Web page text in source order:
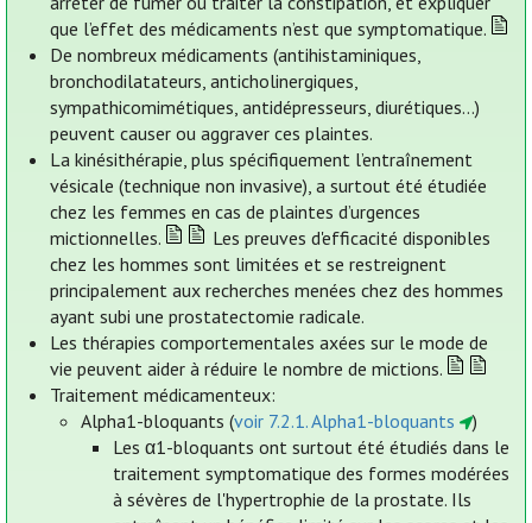
que l’effet des médicaments n’est que symptomatique.
De nombreux médicaments (antihistaminiques,
bronchodilatateurs, anticholinergiques,
sympathicomimétiques, antidépresseurs, diurétiques…)
peuvent causer ou aggraver ces plaintes.
La kinésithérapie, plus spécifiquement l’entraînement
vésicale (technique non invasive), a surtout été étudiée
chez les femmes en cas de plaintes d’urgences
mictionnelles.
Les preuves d'efficacité disponibles
chez les hommes sont limitées et se restreignent
principalement aux recherches menées chez des hommes
ayant subi une prostatectomie radicale.
Les thérapies comportementales axées sur le mode de
vie peuvent aider à réduire le nombre de mictions.
Traitement médicamenteux:
Alpha1-bloquants (voir 7.2.1. Alpha1-bloquants
)
Les α1-bloquants ont surtout été étudiés dans le
traitement symptomatique des formes modérées
à sévères de l'hypertrophie de la prostate. Ils